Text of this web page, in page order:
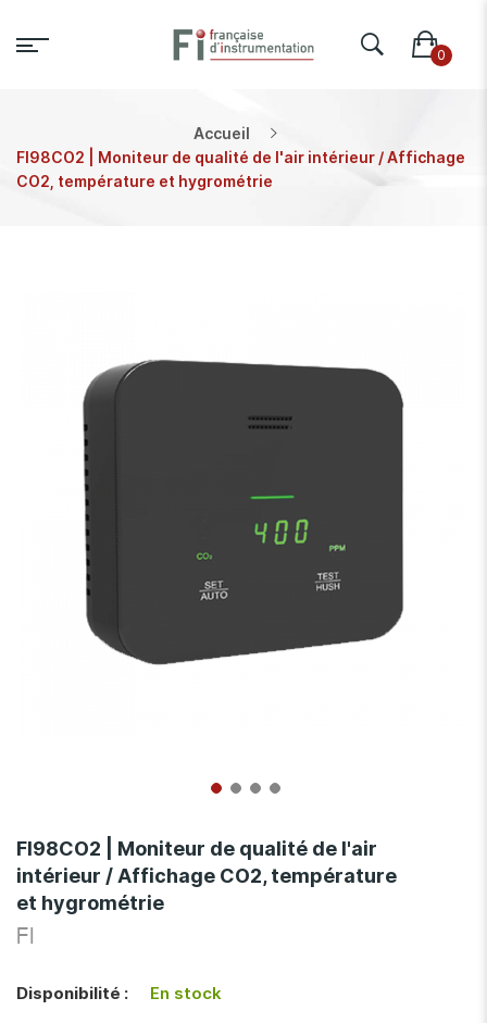
Accueil
FI98CO2 | Moniteur de qualité de l'air intérieur / Affichage
CO2, température et hygrométrie
to
the
beginning
of
the
FI98CO2 | Moniteur de qualité de l'air
intérieur / Affichage CO2, température
et hygrométrie
FI
Disponibilité : En stock